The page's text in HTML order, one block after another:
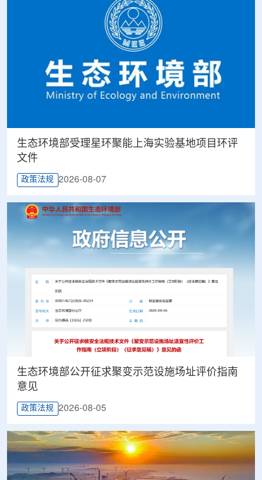
生态环境部受理星环聚能上海实验基地项目环评
文件
政策法规 2026-08-07
生态环境部公开征求聚变示范设施场址评价指南
意见
政策法规 2026-08-05